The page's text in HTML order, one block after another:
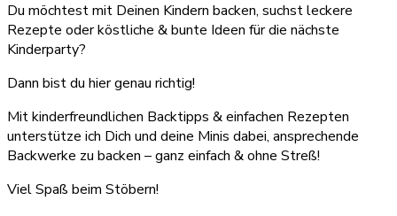
Du möchtest mit Deinen Kindern backen, suchst leckere
Rezepte oder köstliche & bunte Ideen für die nächste
Kinderparty?
Dann bist du hier genau richtig!
Mit kinderfreundlichen Backtipps & einfachen Rezepten
unterstütze ich Dich und deine Minis dabei, ansprechende
Backwerke zu backen – ganz einfach & ohne Streß!
Viel Spaß beim Stöbern!